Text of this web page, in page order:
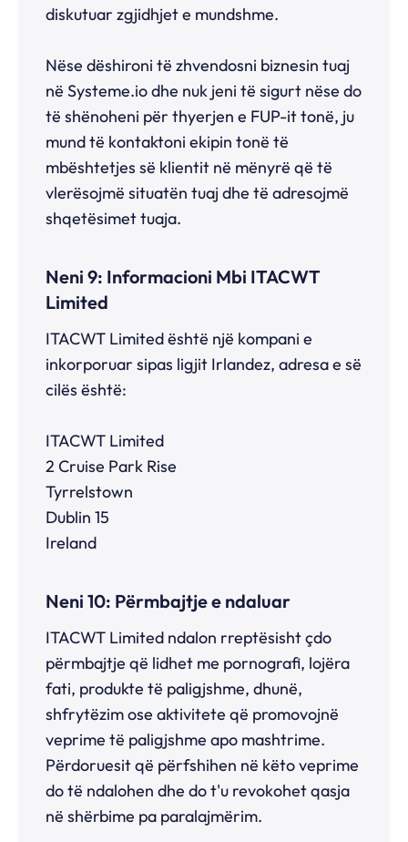
diskutuar zgjidhjet e mundshme.
Nëse dëshironi të zhvendosni biznesin tuaj
në Systeme.iodhe nuk jeni të sigurt nëse do
të shënoheni për thyerjen e FUP-it tonë, ju
mund të kontaktoni ekipin tonë të
mbështetjes së klientit në mënyrë që të
vlerësojmë situatën tuaj dhe të adresojmë
shqetësimet tuaja.
Neni 9: Informacioni Mbi ITACWT
Limited
ITACWT Limited është një kompani e
inkorporuar sipas ligjit Irlandez, adresa e së
cilës është:
ITACWT Limited
2 Cruise Park Rise
Tyrrelstown
Dublin 15
Ireland
Neni 10: Përmbajtje e ndaluar
ITACWT Limited ndalon rreptësisht çdo
përmbajtje që lidhet me pornografi, lojëra
fati, produkte të paligjshme, dhunë,
shfrytëzim ose aktivitete që promovojnë
veprime të paligjshme apo mashtrime.
Përdoruesit që përfshihen në këto veprime
do të ndalohen dhe do t'u revokohet qasja
në shërbime pa paralajmërim.